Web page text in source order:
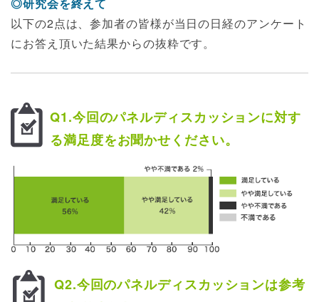
以下の2点は、参加者の皆様が当日の日経のアンケート
にお答え頂いた結果からの抜粋です。
Q1.今回のパネルディスカッションに対す
る満足度をお聞かせください。
Q2.今回のパネルディスカッションは参考